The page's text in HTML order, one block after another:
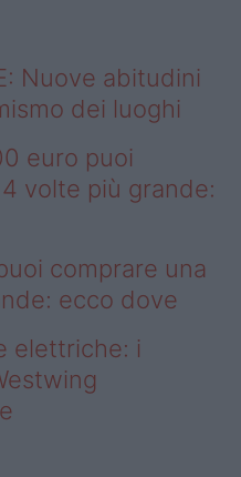
Nuove abitudini
dei luoghi
euro puoi
volte più grande:
comprare una
ecco dove
elettriche: i